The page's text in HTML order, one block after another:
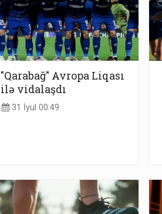
"Qarabağ" Avropa Liqası
ilə vidalaşdı
31 İyul 00:49